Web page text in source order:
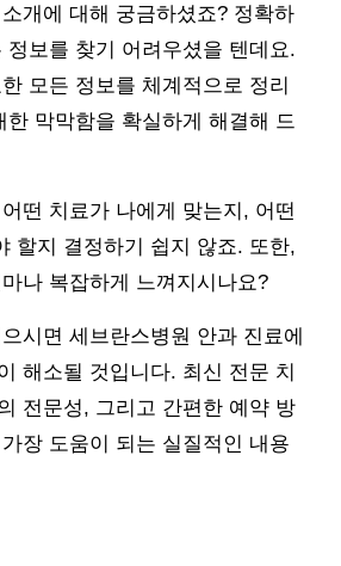
개에 대해 궁금하셨죠? 정확하
정보를 찾기 어려우셨을 텐데요.
모든 정보를 체계적으로 정리
한 막막함을 확실하게 해결해 드
떤 치료가 나에게 맞는지, 어떤
할지 결정하기 쉽지 않죠. 또한,
나 복잡하게 느껴지시나요?
시면 세브란스병원 안과 진료에
해소될 것입니다. 최신 전문 치
전문성, 그리고 간편한 예약 방
장 도움이 되는 실질적인 내용